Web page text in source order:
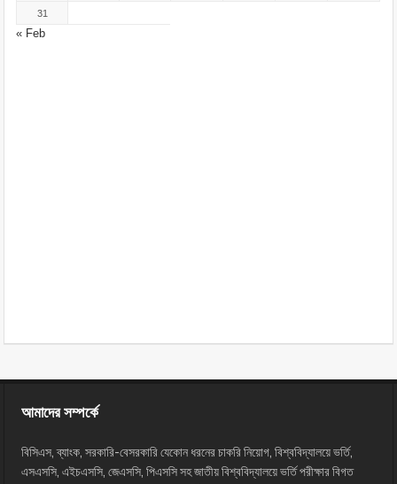
« Feb
31
আমাদের সম্পর্কে
বিসিএস, ব্যাংক, সরকারি-বেসরকারি যেকোন ধরনের চাকরি নিয়োগ, বিশ্ববিদ্যালয়ে ভর্তি,
এসএসসি, এইচএসসি, জেএসসি, পিএসসি সহ জাতীয় বিশ্ববিদ্যালয়ে ভর্তি পরীক্ষার বিগত